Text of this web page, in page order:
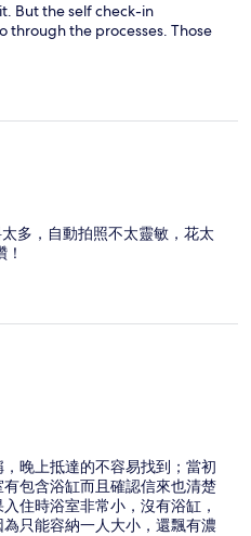
But the self check-in
through the processes. Those
多，自動拍照不太靈敏，花太
晚上抵達的不容易找到；當初
包含浴缸而且確認信來也清楚
住時浴室非常小，沒有浴缸，
只能容納一人大小，還飄有濃